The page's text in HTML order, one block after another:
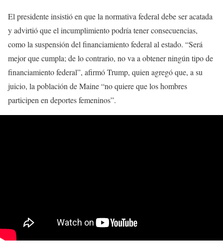
El presidente insistió en que la normativa federal debe ser acatada
y advirtió que el incumplimiento podría tener consecuencias,
como la suspensión del financiamiento federal al estado. “Será
mejor que cumpla; de lo contrario, no va a obtener ningún tipo de
financiamiento federal”, afirmó Trump, quien agregó que, a su
juicio, la población de Maine “no quiere que los hombres
participen en deportes femeninos”.